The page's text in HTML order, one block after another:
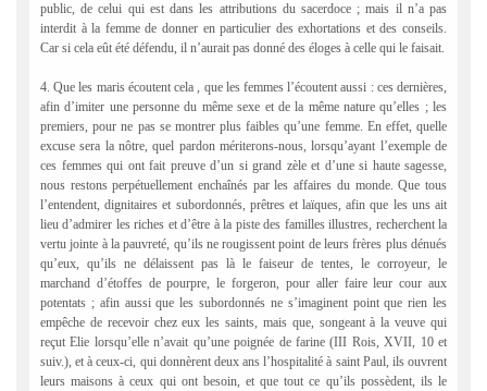
public, de celui qui est dans les attributions du sacerdoce ; mais il n’a pas
interdit à la femme de donner en particulier des exhortations et des conseils.
Car si cela eût été défendu, il n’aurait pas donné des éloges à celle qui le faisait.
4. Que les maris écoutent cela , que les femmes l’écoutent aussi : ces dernières,
afin d’imiter une personne du même sexe et de la même nature qu’elles ; les
premiers, pour ne pas se montrer plus faibles qu’une femme. En effet, quelle
excuse sera la nôtre, quel pardon mériterons-nous, lorsqu’ayant l’exemple de
ces femmes qui ont fait preuve d’un si grand zèle et d’une si haute sagesse,
nous restons perpétuellement enchaînés par les affaires du monde. Que tous
l’entendent, dignitaires et subordonnés, prêtres et laïques, afin que les uns ait
lieu d’admirer les riches et d’être à la piste des familles illustres, recherchent la
vertu jointe à la pauvreté, qu’ils ne rougissent point de leurs frères plus dénués
qu’eux, qu’ils ne délaissent pas là le faiseur de tentes, le corroyeur, le
marchand d’étoffes de pourpre, le forgeron, pour aller faire leur cour aux
potentats ; afin aussi que les subordonnés ne s’imaginent point que rien les
empêche de recevoir chez eux les saints, mais que, songeant à la veuve qui
reçut Elie lorsqu’elle n’avait qu’une poignée de farine (III Rois, XVII, 10 et
suiv.), et à ceux-ci, qui donnèrent deux ans l’hospitalité à saint Paul, ils ouvrent
leurs maisons à ceux qui ont besoin, et que tout ce qu’ils possèdent, ils le